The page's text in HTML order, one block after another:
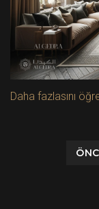
Daha fazlasını